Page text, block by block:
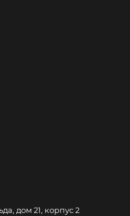
дом 21, корпус 2